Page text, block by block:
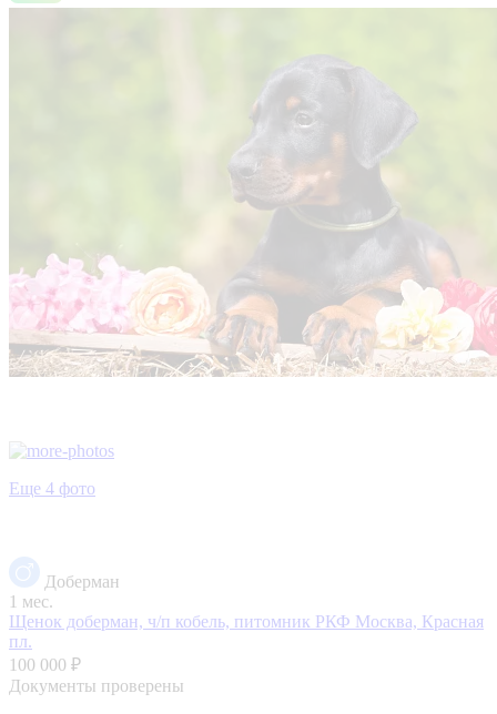
Еще 4 фото
Доберман
1 мес.
Щенок доберман, ч/п кобель, питомник РКФ Москва, Красная
пл.
100 000 ₽
Документы проверены